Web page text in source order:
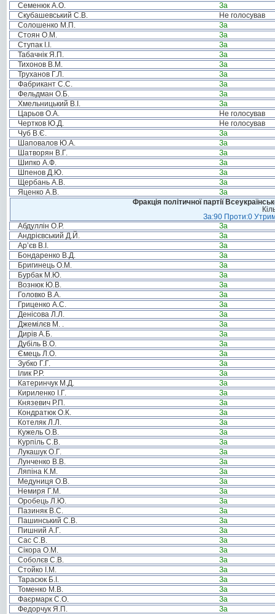
Семенюк А.О.
За
Скубашевський С.В.
Не голосував
Солошенко М.П.
За
Стоян О.М.
За
Ступак І.І.
За
Табачнік Я.П.
За
Тихонов В.М.
За
Труханов Г.Л.
За
Фабрикант С.С.
За
Фельдман О.Б.
За
Хмельницький В.І.
За
Царьов О.А.
Не голосував
Чертков Ю.Д.
Не голосував
Чуб В.Є.
За
Шаповалов Ю.А.
За
Шатворян В.Г.
За
Шипко А.Ф.
За
Шпенов Д.Ю.
За
Щербань А.В.
За
Яценко А.В.
За
Фракція політичної партії
За:90 Проти:0
Абдуллін О.Р.
За
Андрієвський Д.Й.
За
Ар’єв В.І.
За
Бондаренко В.Д.
За
Бригинець О.М.
За
Бурбак М.Ю.
За
Вознюк Ю.В.
За
Головко В.А.
За
Гриценко А.С.
За
Денісова Л.Л.
За
Джемілєв М. .
За
Дирів А.Б.
За
Дубіль В.О.
За
Ємець Л.О.
За
Зубко Г.Г.
За
Ілик Р.Р.
За
Катеринчук М.Д.
За
Кириленко І.Г.
За
Князевич Р.П.
За
Кондратюк О.К.
За
Котеляк Л.Л.
За
Кужель О.В.
За
Курпіль С.В.
За
Лукашук О.Г.
За
Лунченко В.В.
За
Ляпіна К.М.
За
Медуниця О.В.
За
Немиря Г.М.
За
Оробець Л.Ю.
За
Пазиняк В.С.
За
Пашинський С.В.
За
Пишний А.Г.
За
Сас С.В.
За
Сікора О.М.
За
Соболєв С.В.
За
Стойко І.М.
За
Тарасюк Б.І.
За
Томенко М.В.
За
Фаєрмарк С.О.
За
Федорчук Я.П.
За